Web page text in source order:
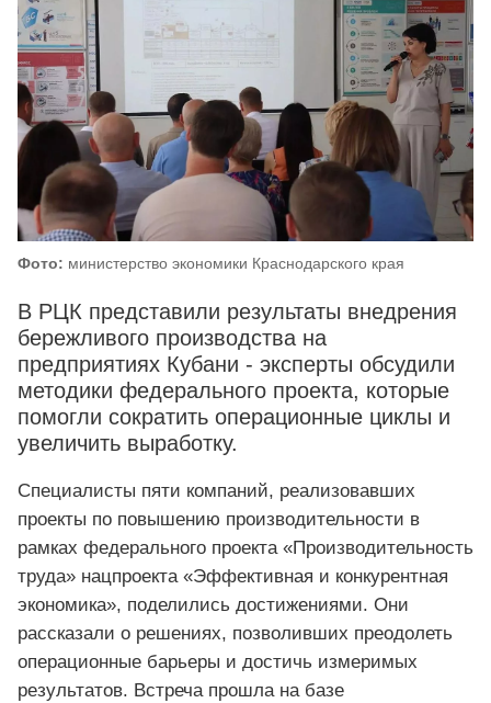
Фото: министерство экономики Краснодарского края
В РЦК представили результаты внедрения
бережливого производства на
предприятиях Кубани - эксперты обсудили
методики федерального проекта, которые
помогли сократить операционные циклы и
увеличить выработку.
Специалисты пяти компаний, реализовавших
проекты по повышению производительности в
рамках федерального проекта «Производительность
труда» нацпроекта «Эффективная и конкурентная
экономика», поделились достижениями. Они
рассказали о решениях, позволивших преодолеть
операционные барьеры и достичь измеримых
результатов. Встреча прошла на базе